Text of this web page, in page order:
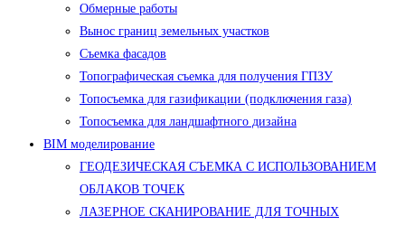
Обмерные работы
Вынос границ земельных участков
Съемка фасадов
Топографическая съемка для получения ГПЗУ
Топосъемка для газификации (подключения газа)
Топосъемка для ландшафтного дизайна
BIM моделирование
ГЕОДЕЗИЧЕСКАЯ СЪЕМКА С ИСПОЛЬЗОВАНИЕМ
ОБЛАКОВ ТОЧЕК
ЛАЗЕРНОЕ СКАНИРОВАНИЕ ДЛЯ ТОЧНЫХ